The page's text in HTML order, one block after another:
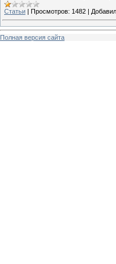
Статьи | Просмотров: 1482 |
Полная версия сайта